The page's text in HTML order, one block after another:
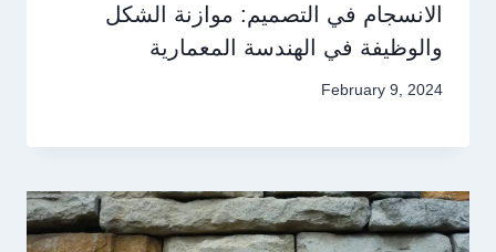
الانسجام في التصميم: موازنة الشكل
والوظيفة في الهندسة المعمارية
February 9, 2024